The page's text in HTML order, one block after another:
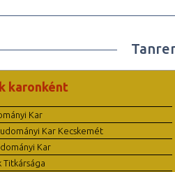
karonként
Kar
Kar Kecskemét
Kar